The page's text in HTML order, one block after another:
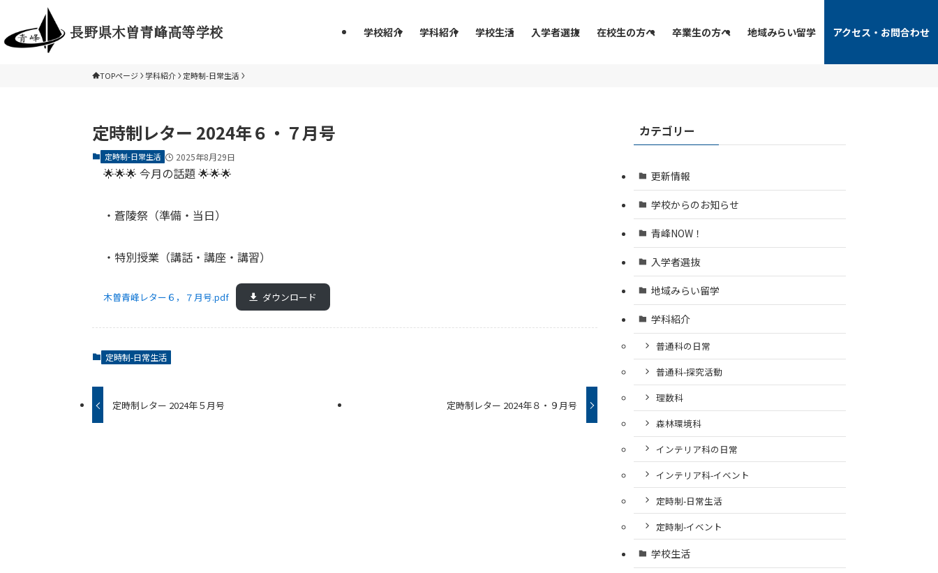
長野県木曽青峰高等学校 学校紹介 学科紹介 学校生活 入学者選抜 在校生の方へ 卒業生の方へ 地域みらい留学 アクセス・お問合わせ
TOPページ 学科紹介 定時制-日常生活
定時制レター 2024年６・７月号
定時制-日常生活 2025年8月29日
🌟🌟🌟 今月の話題 🌟🌟🌟
・蒼陵祭（準備・当日）
・特別授業（講話・講座・講習）
木曽青峰レター６，７月号.pdf ダウンロード
定時制-日常生活
定時制レター 2024年５月号 定時制レター 2024年８・９月号
カテゴリー
更新情報
学校からのお知らせ
青峰NOW！
入学者選抜
地域みらい留学
学科紹介
普通科の日常
普通科-探究活動
理数科
森林環境科
インテリア科の日常
インテリア科-イベント
定時制-日常生活
定時制-イベント
学校生活